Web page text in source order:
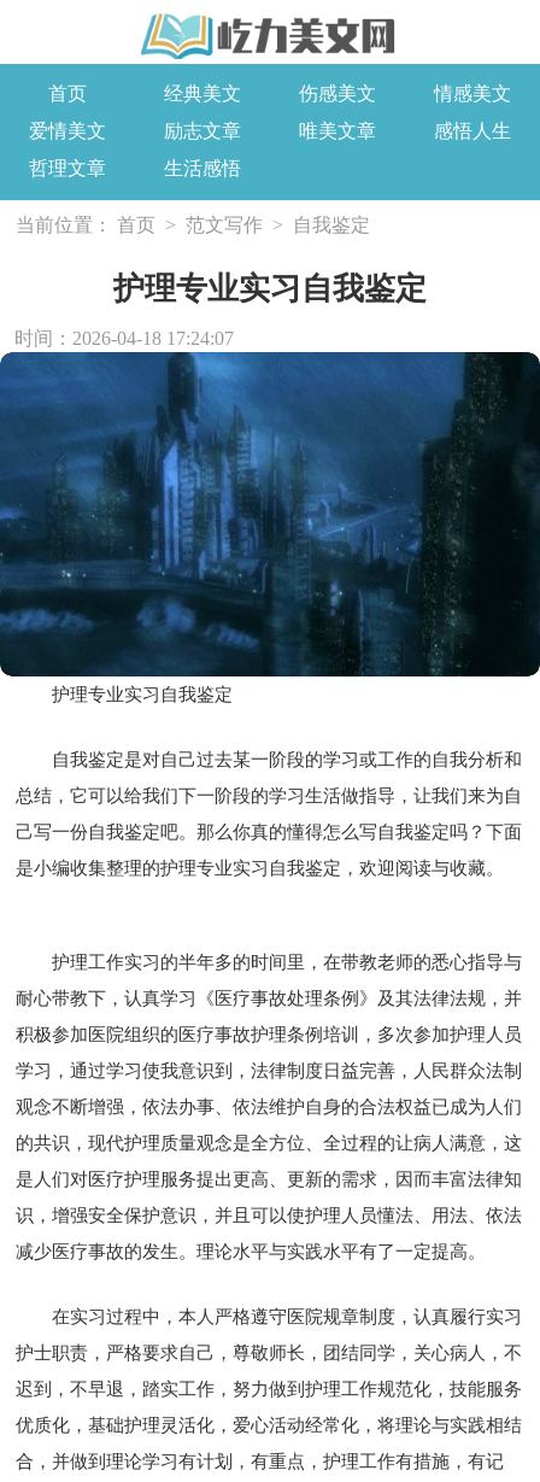
首页 经典美文 伤感美文
情感美文
爱情美文
励志文章 唯美文章
感悟人生
哲理文章
生活感悟
当前位置： 首页 > 范文写作 > 自我鉴定
护理专业实习自我鉴定
时间：2026-04-18 17:24:07
护理专业实习自我鉴定
自我鉴定是对自己过去某一阶段的学习或工作的自我分析和
总结，它可以给我们下一阶段的学习生活做指导，让我们来为自
己写一份自我鉴定吧。那么你真的懂得怎么写自我鉴定吗？下面
是小编收集整理的护理专业实习自我鉴定，欢迎阅读与收藏。
护理工作实习的半年多的时间里，在带教老师的悉心指导与
耐心带教下，认真学习《医疗事故处理条例》及其法律法规，并
积极参加医院组织的医疗事故护理条例培训，多次参加护理人员
学习，通过学习使我意识到，法律制度日益完善，人民群众法制
观念不断增强，依法办事、依法维护自身的合法权益已成为人们
的共识，现代护理质量观念是全方位、全过程的让病人满意，这
是人们对医疗护理服务提出更高、更新的需求，因而丰富法律知
识，增强安全保护意识，并且可以使护理人员懂法、用法、依法
减少医疗事故的发生。理论水平与实践水平有了一定提高。
在实习过程中，本人严格遵守医院规章制度，认真履行实习
护士职责，严格要求自己，尊敬师长，团结同学，关心病人，不
迟到，不早退，踏实工作，努力做到护理工作规范化，技能服务
优质化，基础护理灵活化，爱心活动经常化，将理论与实践相结
合，并做到理论学习有计划，有重点，护理工作有措施，有记